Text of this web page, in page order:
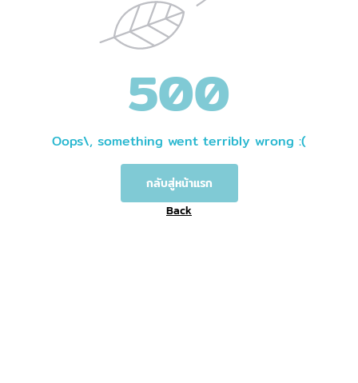
500
Oops\, something went terribly wrong :(
กลับสู่หน้าแรก
Back